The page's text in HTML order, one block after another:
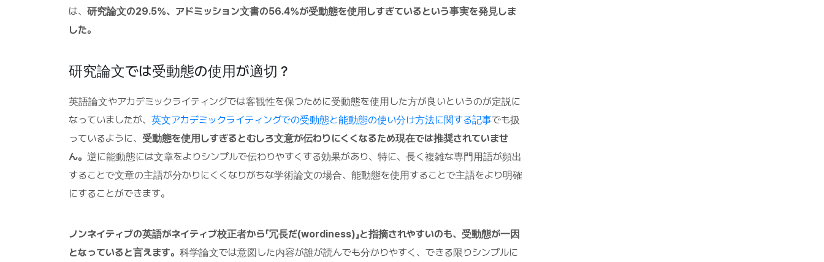
は、 研究論文の29.5%、アドミッション文書の56.4%が受動態を使用しすぎているという事実を発見しま
した。
研究論文では受動態の使用が適切？
英語論文やアカデミックライティングでは客観性を保つために受動態を使用した方が良いというのが定説に
なっていましたが、 英文アカデミックライティングでの受動態と能動態の使い分け方法に関する記事でも扱
っているように、 受動態を使用しすぎるとむしろ文意が伝わりにくくなるため現在では推奨されていませ
ん。 逆に能動態には文章をよりシンプルで伝わりやすくする効果があり、特に、長く複雑な専門用語が頻出
することで文章の主語が分かりにくくなりがちな学術論文の場合、能動態を使用することで主語をより明確
にすることができます。
ノンネイティブの英語がネイティブ校正者から「冗長だ(wordiness)」と指摘されやすいのも、受動態が一因
となっていると言えます。 科学論文では意図した内容が誰が読んでも分かりやすく、できる限りシンプルに